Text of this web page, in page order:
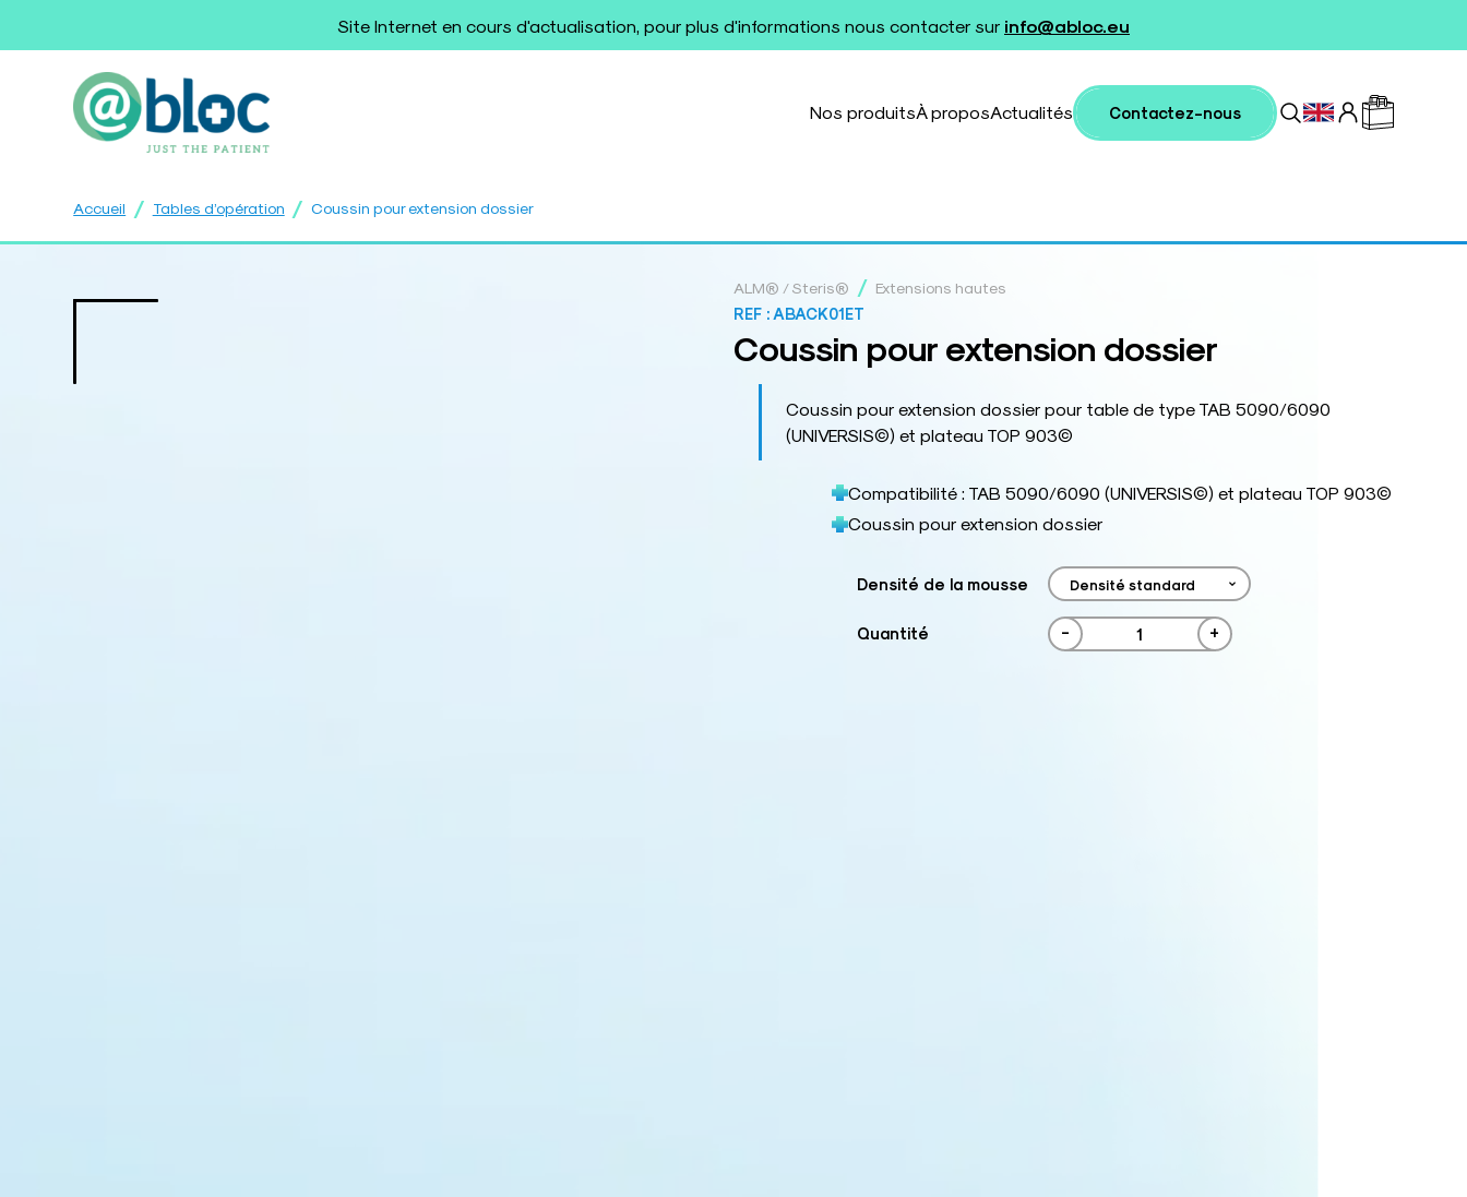
Site Internet en cours d'actualisation, pour plus d'informations nous contacter sur info@abloc.eu
Nos produitsÀ proposActualités Contactez-nous
Accueil / Tables d’opération / Coussin pour extension dossier
ALM® / Steris® / Extensions hautes
REF : ABACK01ET
Coussin pour extension dossier
Coussin pour extension dossier pour table de type TAB 5090/6090
(UNIVERSIS©) et plateau TOP 903©
Compatibilité : TAB 5090/6090 (UNIVERSIS©) et plateau TOP 903©
Coussin pour extension dossier
Densité de la mousse
Quantité - +